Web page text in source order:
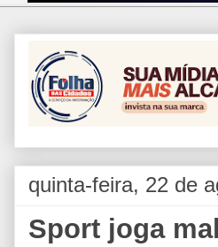
quinta-feira, 22 de
Sport joga